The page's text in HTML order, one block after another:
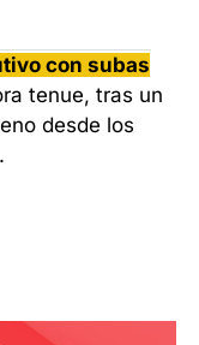
con subas
tenue, tras un
desde los